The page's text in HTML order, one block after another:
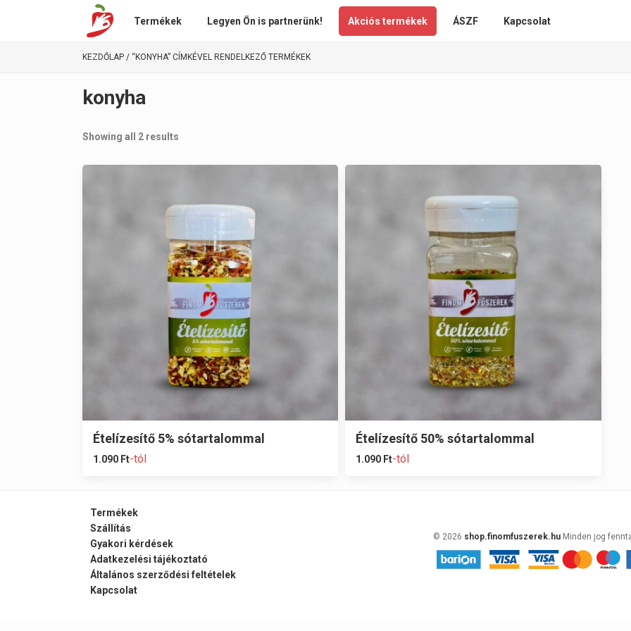
Termékek Legyen Ön is partnerünk! Akciós termékek ÁSZF Kapcsolat
KEZDŐLAP / “KONYHA” CÍMKÉVEL RENDELKEZŐ TERMÉKEK
konyha
Showing all 2 results
Ételízesítő 5% sótartalommal
1.090 Ft-tól
Ételízesítő 50% sótartalommal
1.090 Ft-tól
Termékek
Szállítás
Gyakori kérdések
Adatkezelési tájékoztató
Általános szerződési feltételek
Kapcsolat
© 2026 shop.finomfuszerek.hu Minden jog